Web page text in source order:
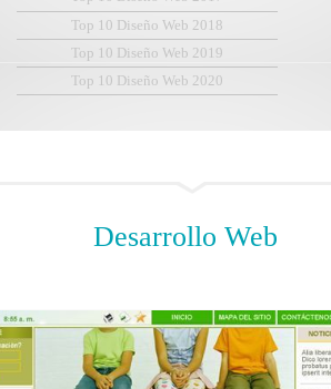
Top 10 Diseño Web 2018
Top 10 Diseño Web 2019
Top 10 Diseño Web 2020
Desarrollo Web